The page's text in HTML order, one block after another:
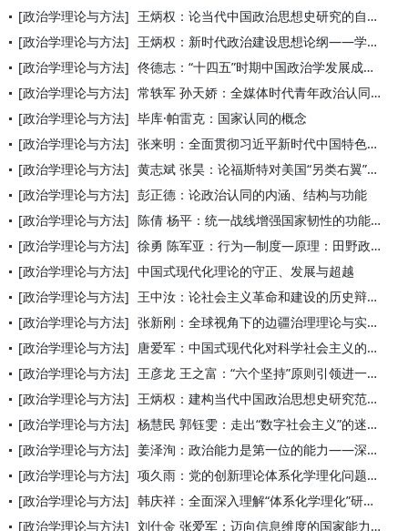
[政治学理论与方法] 王炳权：论当代中国政治思想史研究的自主性
[政治学理论与方法] 王炳权：新时代政治建设思想论纲——学习习近平关于政治建设的重
[政治学理论与方法] 佟德志：“十四五”时期中国政治学发展成就与展望
[政治学理论与方法] 常轶军 孙天娇：全媒体时代青年政治认同构建的契机、风险与规避
[政治学理论与方法] 毕库·帕雷克：国家认同的概念
[政治学理论与方法] 张来明：全面贯彻习近平新时代中国特色社会主义思想
[政治学理论与方法] 黄志斌 张昊：论福斯特对美国“另类右翼”的批判——基于历史分
[政治学理论与方法] 彭正德：论政治认同的内涵、结构与功能
[政治学理论与方法] 陈倩 杨平：统一战线增强国家韧性的功能定位、内在机理与实践路
[政治学理论与方法] 徐勇 陈军亚：行为—制度—原理：田野政治学的方法自觉
[政治学理论与方法] 中国式现代化理论的守正、发展与超越
[政治学理论与方法] 王中汝：论社会主义革命和建设的历史辩证法
[政治学理论与方法] 张新刚：全球视角下的边疆治理理论与实践
[政治学理论与方法] 唐爱军：中国式现代化对科学社会主义的原创性贡献
[政治学理论与方法] 王彦龙 王之富：“六个坚持”原则引领进一步全面深化改革的逻辑
[政治学理论与方法] 王炳权：建构当代中国政治思想史研究范式
[政治学理论与方法] 杨慧民 郭钰雯：走出“数字社会主义”的迷思——当代西方数字社
[政治学理论与方法] 姜泽洵：政治能力是第一位的能力——深刻理解政治能力的理论内涵
[政治学理论与方法] 项久雨：党的创新理论体系化学理化问题域
[政治学理论与方法] 韩庆祥：全面深入理解“体系化学理化”研究阐释的丰富内涵
[政治学理论与方法] 刘仕金 张爱军：迈向信息维度的国家能力建构：因由寻绎、路径选